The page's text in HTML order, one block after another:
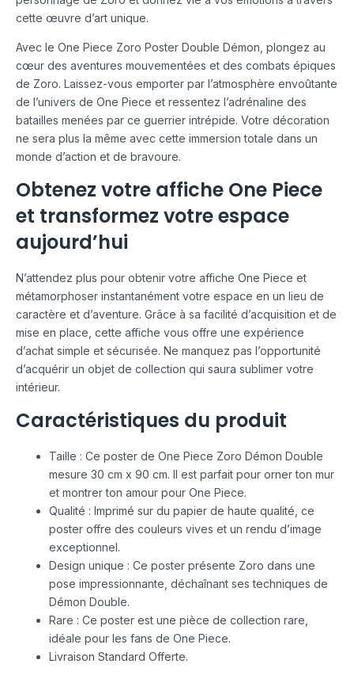
cette œuvre d’art unique.
Avec le One Piece Zoro Poster Double Démon, plongez au
cœur des aventures mouvementées et des combats épiques
de Zoro. Laissez-vous emporter par l’atmosphère envoûtante
de l’univers de One Piece et ressentez l’adrénaline des
batailles menées par ce guerrier intrépide. Votre décoration
ne sera plus la même avec cette immersion totale dans un
monde d’action et de bravoure.
Obtenez votre affiche One Piece
et transformez votre espace
aujourd’hui
N’attendez plus pour obtenir votre affiche One Piece et
métamorphoser instantanément votre espace en un lieu de
caractère et d’aventure. Grâce à sa facilité d’acquisition et de
mise en place, cette affiche vous offre une expérience
d’achat simple et sécurisée. Ne manquez pas l’opportunité
d’acquérir un objet de collection qui saura sublimer votre
intérieur.
Caractéristiques du produit
Taille : Ce poster de One Piece Zoro Démon Double
mesure 30 cm x 90 cm. Il est parfait pour orner ton mur
et montrer ton amour pour One Piece.
Qualité : Imprimé sur du papier de haute qualité, ce
poster offre des couleurs vives et un rendu d’image
exceptionnel.
Design unique : Ce poster présente Zoro dans une
pose impressionnante, déchaînant ses techniques de
Démon Double.
Rare : Ce poster est une pièce de collection rare,
idéale pour les fans de One Piece.
Livraison Standard Offerte.